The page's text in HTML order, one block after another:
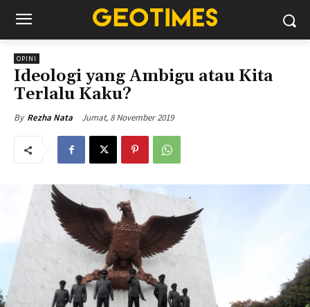
OPINI
Ideologi yang Ambigu atau Kita
Terlalu Kaku?
By Rezha Nata Jumat, 8 November 2019